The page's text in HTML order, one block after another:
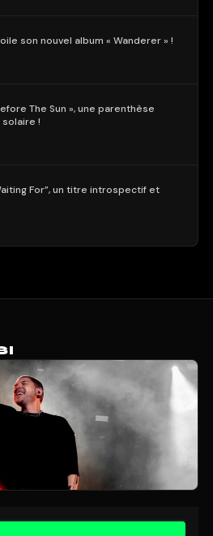
son nouvel album « Wanderer » !
The Sun », une parenthèse
!
For”, un titre introspectif et